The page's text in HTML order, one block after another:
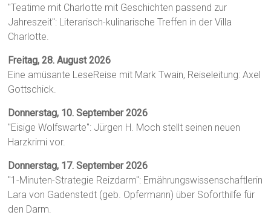
"Teatime mit Charlotte mit Geschichten passend zur
Jahreszeit": Literarisch-kulinarische Treffen in der Villa
Charlotte.
Freitag, 28. August 2026
Eine amüsante LeseReise mit Mark Twain, Reiseleitung: Axel
Gottschick.
Donnerstag, 10. September 2026
"Eisige Wolfswarte": Jürgen H. Moch stellt seinen neuen
Harzkrimi vor.
Donnerstag, 17. September 2026
"1-Minuten-Strategie Reizdarm": Ernährungswissenschaftlerin
Lara von Gadenstedt (geb. Opfermann) über Soforthilfe für
den Darm.